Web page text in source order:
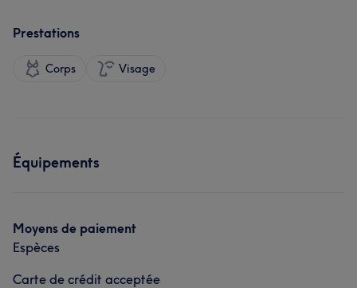
Prestations
Corps Visage
Équipements
Moyens de paiement
Espèces
Carte de crédit acceptée